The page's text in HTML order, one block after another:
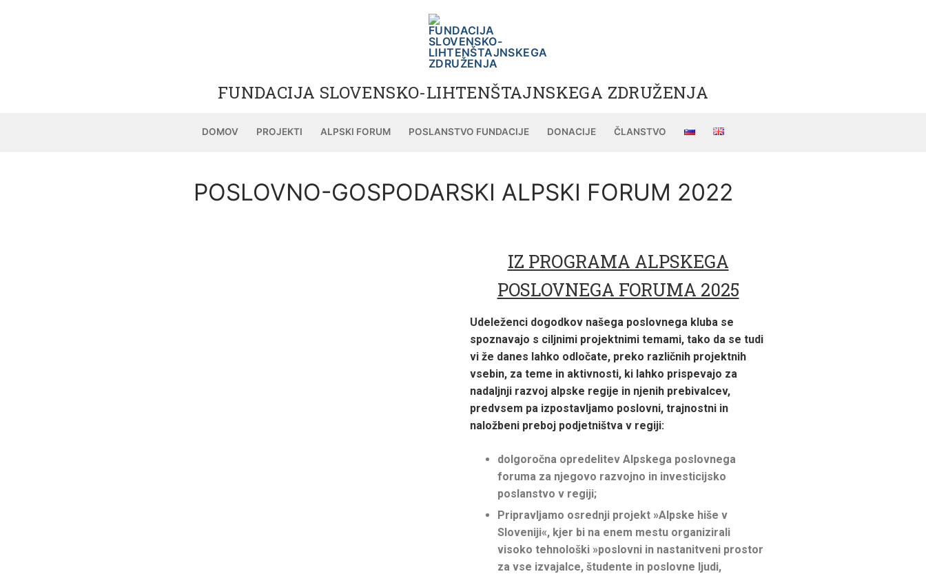
FUNDACIJA SLOVENSKO-LIHTENŠTAJNSKEGA ZDRUŽENJA
DOMOV PROJEKTI ALPSKI FORUM POSLANSTVO FUNDACIJE DONACIJE ČLANSTVO
POSLOVNO-GOSPODARSKI ALPSKI FORUM 2022
IZ PROGRAMA ALPSKEGA
POSLOVNEGA FORUMA 2025
Udeleženci dogodkov našega poslovnega kluba se
spoznavajo s ciljnimi projektnimi temami, tako da se tudi
vi že danes lahko odločate, preko različnih projektnih
vsebin, za teme in aktivnosti, ki lahko prispevajo za
nadaljnji razvoj alpske regije in njenih prebivalcev,
predvsem pa izpostavljamo poslovni, trajnostni in
naložbeni preboj podjetništva v regiji:
dolgoročna opredelitev Alpskega poslovnega
foruma za njegovo razvojno in investicijsko
poslanstvo v regiji;
Pripravljamo osrednji projekt »Alpske hiše v
Sloveniji«, kjer bi na enem mestu organizirali
visoko tehnološki »poslovni in nastanitveni prostor
za vse izvajalce, študente in poslovne ljudi,